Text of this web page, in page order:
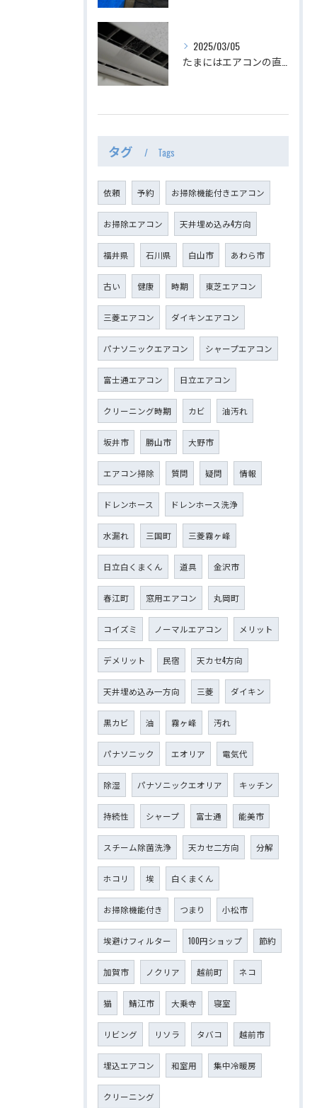
2025/03/05
タグ Tags
依頼 予約 お掃除機能付きエアコン
お掃除エアコン 天井埋め込み4方向
福井県 石川県 白山市 あわら市
古い 健康 時期 東芝エアコン
三菱エアコン ダイキンエアコン
パナソニックエアコン シャープエアコン
富士通エアコン 日立エアコン
クリーニング時期 カビ 油汚れ
坂井市 勝山市 大野市
エアコン掃除 質問 疑問 情報
ドレンホース ドレンホース洗浄
水漏れ 三国町 三菱霧ヶ峰
日立白くまくん 道具 金沢市
春江町 窓用エアコン 丸岡町
コイズミ ノーマルエアコン メリット
デメリット 民宿 天カセ4方向
天井埋め込み一方向 三菱 ダイキン
黒カビ 油 霧ヶ峰 汚れ
パナソニック エオリア 電気代
除湿 パナソニックエオリア キッチン
持続性 シャープ 富士通 能美市
スチーム除菌洗浄 天カセ二方向 分解
ホコリ 埃 白くまくん
お掃除機能付き つまり 小松市
埃避けフィルター 100円ショップ 節約
加賀市 ノクリア 越前町 ネコ
猫 鯖江市 大乗寺 寝室
リビング リソラ タバコ 越前市
埋込エアコン 和室用 集中冷暖房
クリーニング